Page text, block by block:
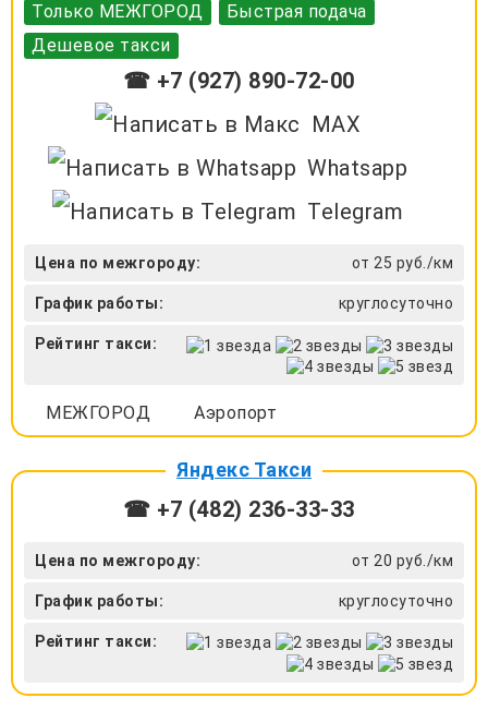
Только МЕЖГОРОД
Быстрая подача
Дешевое такси
☎ +7 (927) 890-72-00
MAX
Whatsapp
Telegram
Цена по межгороду: от 25 руб./км
График работы: круглосуточно
Рейтинг такси:
МЕЖГОРОД Аэропорт
Яндекс Такси
☎ +7 (482) 236-33-33
Цена по межгороду: от 20 руб./км
График работы: круглосуточно
Рейтинг такси: